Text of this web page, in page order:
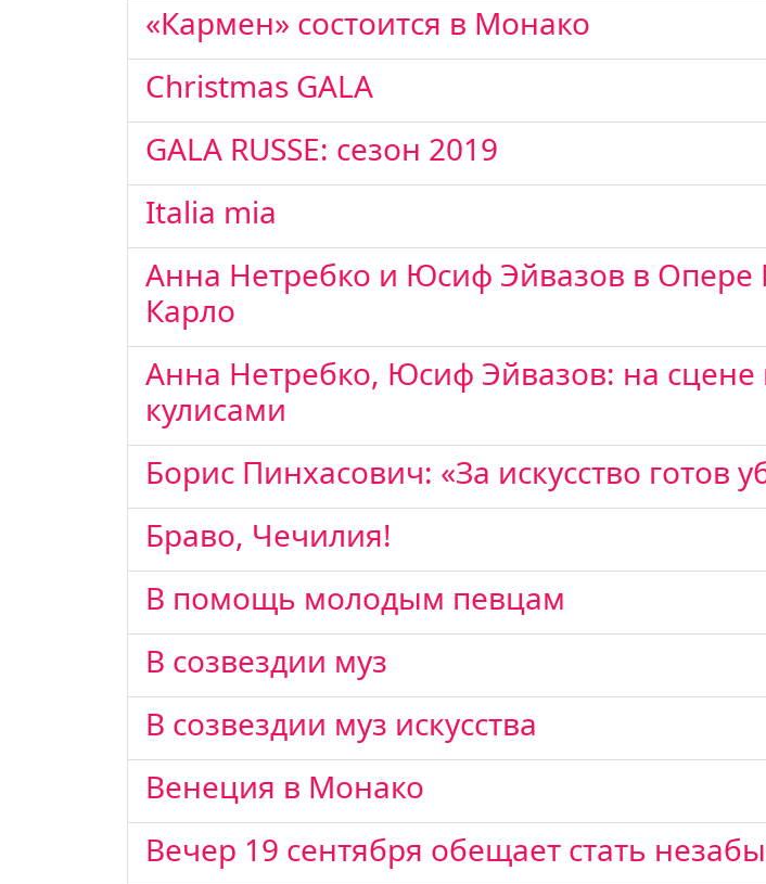
«Кармен» состоится в Монако
Christmas GALA
GALA RUSSE: сезон 2019
Italia mia
Анна Нетребко и Юсиф Эйвазов в Опере
Карло
Анна Нетребко, Юсиф Эйвазов: на сцене
кулисами
Борис Пинхасович: «За искусство готов
Браво, Чечилия!
В помощь молодым певцам
В созвездии муз
В созвездии муз искусства
Венеция в Монако
Вечер 19 сентября обещает стать